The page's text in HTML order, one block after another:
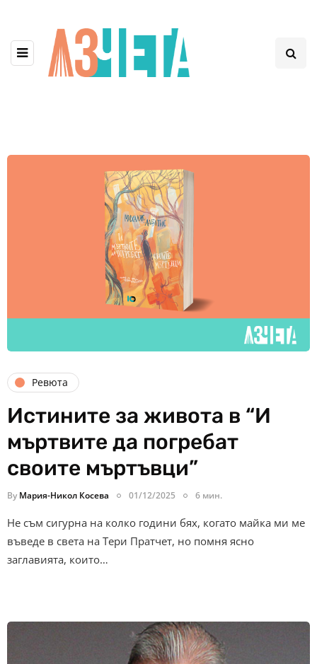
Ревюта
Истините за живота в “И
мъртвите да погребат
своите мъртъвци”
By Мария-Никол Косева 01/12/2025 6 мин.
Не съм сигурна на колко години бях, когато майка ми ме
въведе в света на Тери Пратчет, но помня ясно
заглавията, които…